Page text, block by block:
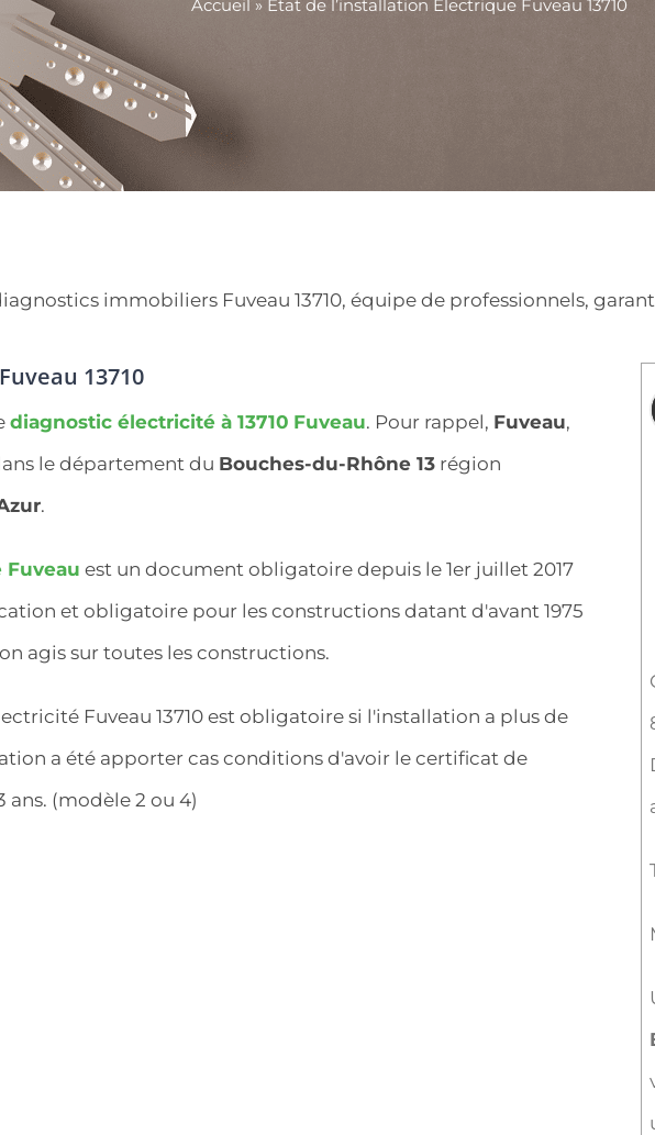
Accueil » Etat de l’installation Electrique Fuveau 13710
immobiliers Fuveau 13710, équipe de professionnels,
13710
diagnostic électricité à 13710 Fuveau. Pour rappel, Fuveau,
le département du Bouches-du-Rhône 13 région
.
Fuveau est un document obligatoire depuis le 1er juillet 2017
et obligatoire pour les constructions datant d'avant 1975
agis sur toutes les constructions.
Fuveau 13710 est obligatoire si l'installation a plus de
a été apporter cas conditions d'avoir le certificat de
(modèle 2 ou 4)